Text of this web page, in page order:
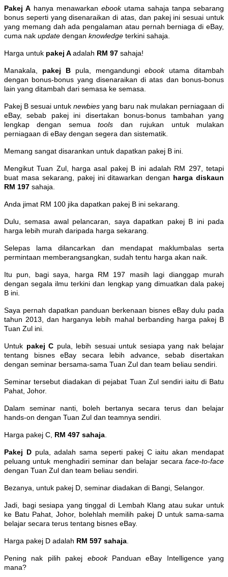
Pakej A hanya menawarkan ebookutama sahaja tanpa sebarang
bonus seperti yang disenaraikan di atas, dan pakej ini sesuai untuk
yang memang dah ada pengalaman atau pernah berniaga di eBay,
cuma nak update dengan knowledge terkini sahaja.
Harga untuk pakej Aadalah RM 97 sahaja!
Manakala, pakej B pula, mengandungi ebookutama ditambah
dengan bonus-bonus yang disenaraikan di atas dan bonus-bonus
lain yang ditambah dari semasa ke semasa.
Pakej B sesuai untuk newbies yang baru nak mulakan perniagaan di
eBay, sebab pakej ini disertakan bonus-bonus tambahan yang
lengkap dengan semuatools dan rujukan untuk mulakan
perniagaan di eBay dengan segera dan sistematik.
Memang sangat disarankan untuk dapatkan pakej B ini.
Mengikut Tuan Zul, harga asal pakej B ini adalah RM 297, tetapi
buat masa sekarang, pakej ini ditawarkan dengan harga diskaun
RM 197 sahaja.
Anda jimat RM 100 jika dapatkan pakej B ini sekarang.
Dulu, semasa awal pelancaran, saya dapatkan pakej B ini pada
harga lebih murah daripada harga sekarang.
Selepas lama dilancarkan dan mendapat maklumbalas serta
permintaan memberangsangkan, sudah tentu harga akan naik.
Itu pun, bagi saya, harga RM 197 masih lagi dianggap murah
dengan segala ilmu terkini dan lengkap yang dimuatkan dala pakej
B ini.
Saya pernah dapatkan panduan berkenaan bisnes eBay dulu pada
tahun 2013, dan harganya lebih mahal berbanding harga pakej B
Tuan Zul ini.
Untuk pakej C pula, lebih sesuai untuk sesiapa yang nak belajar
tentang bisnes eBay secara lebih advance, sebab disertakan
dengan seminar bersama-sama Tuan Zul dan team beliau sendiri.
Seminar tersebut diadakan di pejabat Tuan Zul sendiri iaitu di Batu
Pahat, Johor.
Dalam seminar nanti, boleh bertanya secara terus dan belajar
hands-on dengan Tuan Zul dan teamnya sendiri.
Harga pakej C, RM 497 sahaja
Pakej Dpula, adalah sama seperti pakej C iaitu akan mendapat
peluang untuk menghadiri seminar dan belajar secara face-to-face
dengan Tuan Zul dan team beliau sendiri.
Bezanya, untuk pakej D, seminar diadakan di Bangi, Selangor.
Jadi, bagi sesiapa yang tinggal di Lembah Klang atau sukar untuk
ke Batu Pahat, Johor, bolehlah memilih pakej D untuk sama-sama
belajar secara terus tentang bisnes eBay.
Harga pakej D adalah RM 597 sahaja
Pening nak pilih pakej ebookPanduan eBay Intelligence yang
mana?